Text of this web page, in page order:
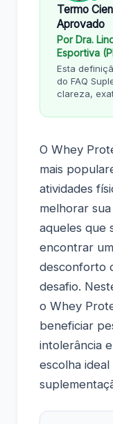
Termo
Aprovado
Por Dra.
Esportiva
Esta
do FAQ
clareza,
O Whey
mais
atividades
melhorar
aqueles que
encontrar
desconforto
desafio.
o Whey
beneficiar
intolerância
escolha